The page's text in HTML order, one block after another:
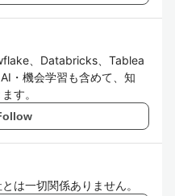
、Databricks、Tablea
・機会学習も含めて、知
す。
は一切関係ありません。